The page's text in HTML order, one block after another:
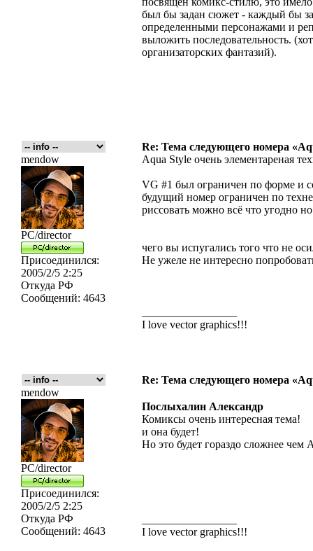
был бы задан сюжет - каждый бы
определенными персонажами и
выложить последовательность.
организаторских фантазий).
Re: Тема следующего номера
mendow
PC/director
Присоединился:
2005/2/5 2:25
Откуда РФ
Сообщений: 4643
Aqua Style очень элементареная
VG #1 был ограничен по форме и
будущий номер ограничен по
риссовать можно всё что угодно
чего вы испугались того что не
Не ужеле не интересно
I love vector graphics!!!
Re: Тема следующего номера
mendow
PC/director
Присоединился:
2005/2/5 2:25
Откуда РФ
Сообщений: 4643
Послыхалин Александр
Комиксы очень интересная тема!
и она будет!
Но это будет гораздо сложнее чем
I love vector graphics!!!